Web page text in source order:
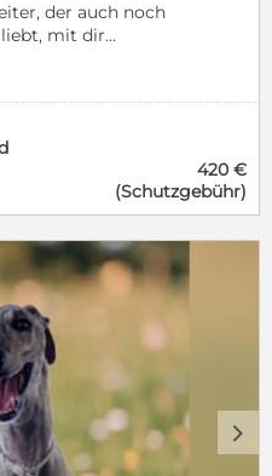
der auch noch
liebt, mit dir
und immer gerne
Noe kennen. Er
und wünscht
420 €
(Schutzgebühr)
d